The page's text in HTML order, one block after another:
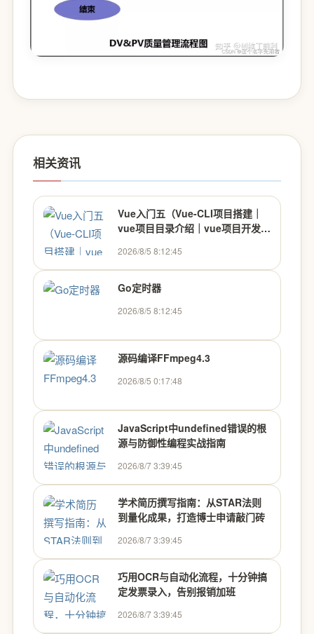
相关资讯
Vue入门五（Vue-CLI项目搭建｜
vue项目目录介绍｜vue项目开发规
2026/8/5 8:12:45
Go定时器
2026/8/5 8:12:45
源码编译FFmpeg4.3
2026/8/5 0:17:48
JavaScript中undefined错误的根
源与防御性编程实战指南
2026/8/7 3:39:45
学术简历撰写指南：从STAR法则
到量化成果，打造博士申请敲门砖
2026/8/7 3:39:45
巧用OCR与自动化流程，十分钟搞
定发票录入，告别报销加班
2026/8/7 3:39:45